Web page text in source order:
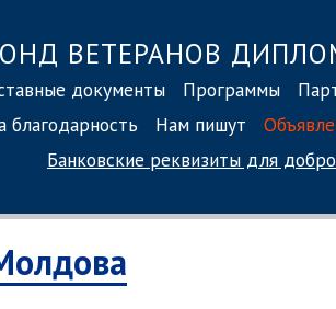
ВЕТЕРАНОВ
документы Программы
благодарность
Нам пишут
Банковские реквизиты для